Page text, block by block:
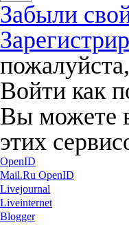
Забыли
Войти как
Вы можете
этих
OpenID
Mail.Ru OpenID
Livejournal
Liveinternet
Blogger